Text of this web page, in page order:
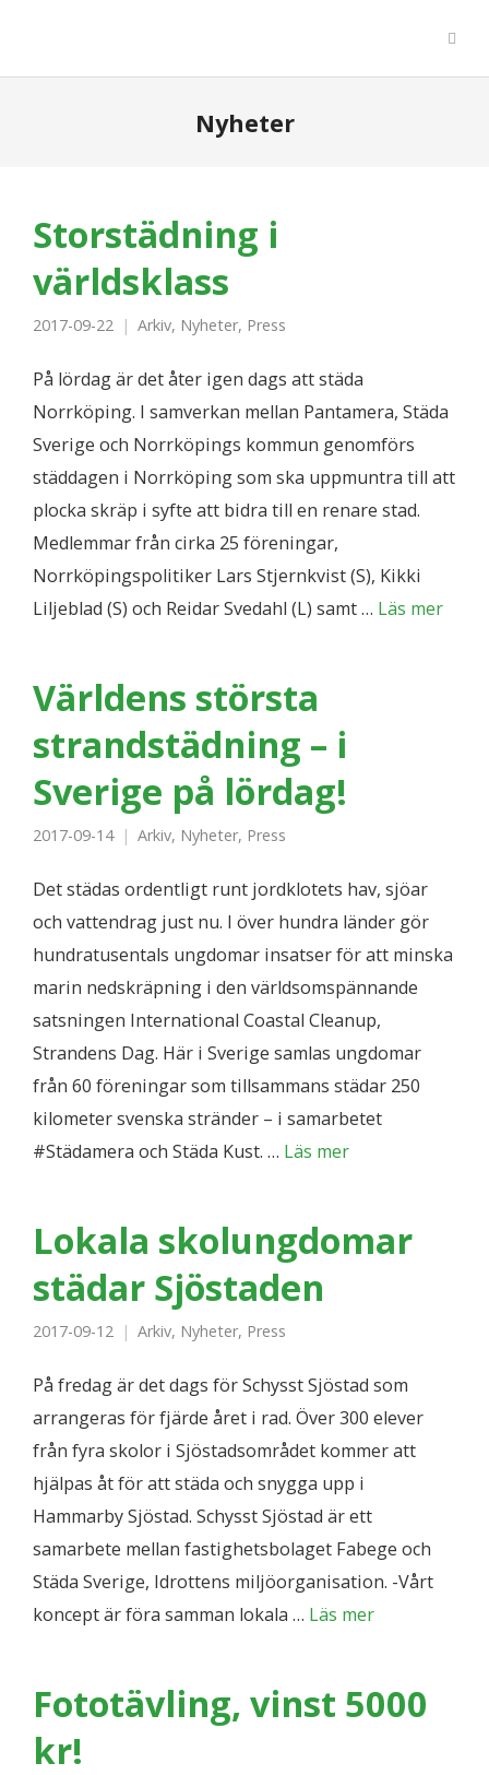
Nyheter
Storstädning i
världsklass
2017-09-22 Arkiv, Nyheter, Press
På lördag är det åter igen dags att städa
Norrköping. I samverkan mellan Pantamera, Städa
Sverige och Norrköpings kommun genomförs
städdagen i Norrköping som ska uppmuntra till att
plocka skräp i syfte att bidra till en renare stad.
Medlemmar från cirka 25 föreningar,
Norrköpingspolitiker Lars Stjernkvist (S), Kikki
Liljeblad (S) och Reidar Svedahl (L) samt … Läs mer
Världens största
strandstädning – i
Sverige på lördag!
2017-09-14 Arkiv, Nyheter, Press
Det städas ordentligt runt jordklotets hav, sjöar
och vattendrag just nu. I över hundra länder gör
hundratusentals ungdomar insatser för att minska
marin nedskräpning i den världsomspännande
satsningen International Coastal Cleanup,
Strandens Dag. Här i Sverige samlas ungdomar
från 60 föreningar som tillsammans städar 250
kilometer svenska stränder – i samarbetet
#Städamera och Städa Kust. … Läs mer
Lokala skolungdomar
städar Sjöstaden
2017-09-12 Arkiv, Nyheter, Press
På fredag är det dags för Schysst Sjöstad som
arrangeras för fjärde året i rad. Över 300 elever
från fyra skolor i Sjöstadsområdet kommer att
hjälpas åt för att städa och snygga upp i
Hammarby Sjöstad. Schysst Sjöstad är ett
samarbete mellan fastighetsbolaget Fabege och
Städa Sverige, Idrottens miljöorganisation. -Vårt
koncept är föra samman lokala … Läs mer
Fototävling, vinst 5000
kr!